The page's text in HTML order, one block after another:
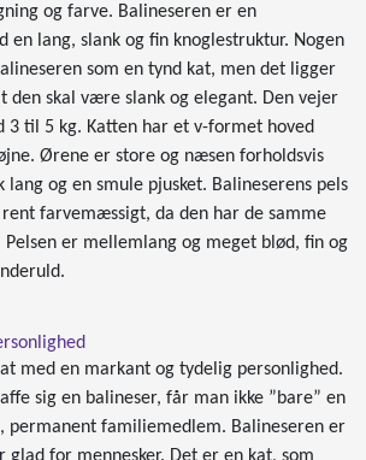
og farve. Balineseren er en
en lang, slank og fin knoglestruktur. Nogen
som en tynd kat, men det ligger
den skal være slank og elegant. Den vejer
3 til 5 kg. Katten har et v-formet hoved
Ørene er store og næsen forholdsvis
lang og en smule pjusket. Balineserens pels
rent farvemæssigt, da den har de samme
er mellemlang og meget blød, fin og
med en markant og tydelig personlighed.
sig en balineser, får man ikke ”bare” en
permanent familiemedlem. Balineseren er
glad for mennesker. Det er en kat, som